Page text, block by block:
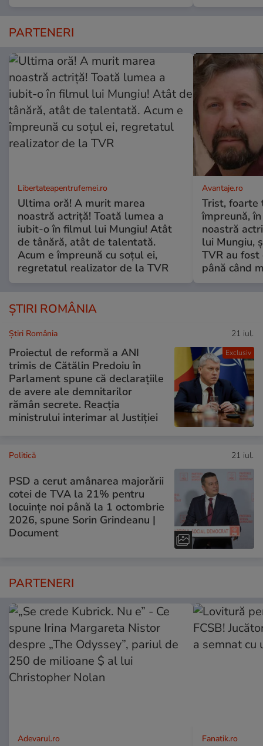
PARTENERI
Libertateapentrufemei.ro
Ultima oră! A murit marea
noastră actriță! Toată lumea a
iubit-o în filmul lui Mungiu! Atât
de tânără, atât de talentată.
Acum e împreună cu soțul ei,
regretatul realizator de la TVR
Avantaje.ro
Trist, foarte
împreună,
noastră
lui Mungiu,
TVR au
până când
ȘTIRI ROMÂNIA
Exclusiv
Știri România 21 iul.
Proiectul de reformă a ANI
trimis de Cătălin Predoiu în
Parlament spune că declarațiile
de avere ale demnitarilor
rămân secrete. Reacția
ministrului interimar al Justiției
Politică 21 iul.
PSD a cerut amânarea majorării
cotei de TVA la 21% pentru
locuințe noi până la 1 octombrie
2026, spune Sorin Grindeanu |
Document
PARTENERI
Adevarul.ro Fanatik.ro